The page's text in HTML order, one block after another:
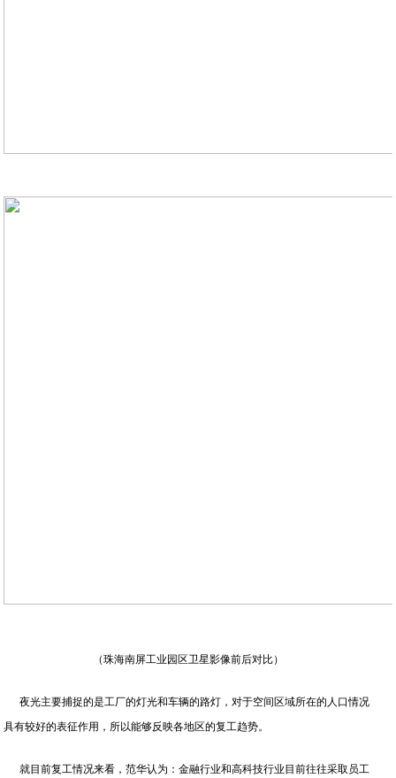
（珠海南屏工业园区卫星影像前后对比）
夜光主要捕捉的是工厂的灯光和车辆的路灯，对于空间区域所在的人口情况
具有较好的表征作用，所以能够反映各地区的复工趋势。
就目前复工情况来看，范华认为：金融行业和高科技行业目前往往采取员工